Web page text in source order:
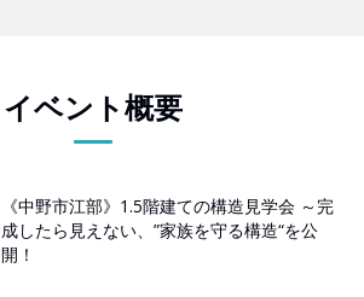
イベント概要
《中野市江部》1.5階建ての構造見学会 ～完
成したら見えない、”家族を守る構造“を公
開！